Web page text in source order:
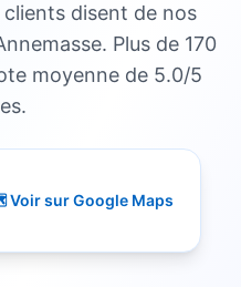
disent de nos
. Plus de 170
moyenne de 5.0/5
sur Google Maps